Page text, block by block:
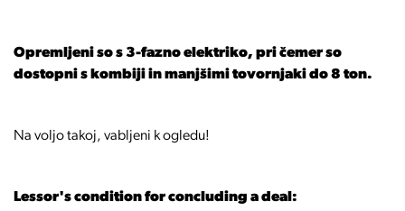
Opremljeni so s 3-fazno elektriko, pri čemer so
dostopni s kombiji in manjšimi tovornjaki do 8 ton.
Na voljo takoj, vabljeni k ogledu!
Lessor's condition for concluding a deal: